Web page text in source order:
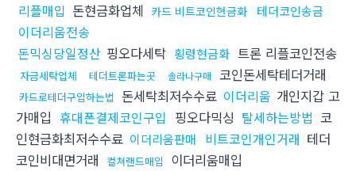
리플매입 돈현금화업체 카드 비트코인현금화 테더코인송금
이더리움전송
돈믹싱당일정산 핑오다세탁 횡령현금화 트론 리플코인전송
자금세탁업체 테더트론파는곳 솔라나구매 코인돈세탁테더거래
카드로테더구입하는법 돈세탁최저수수료 이더리움 개인지갑 고
가매입 휴대폰결제코인구입 핑오다믹싱 탈세하는방법 코
인현금화최저수수료 이더리움판매 비트코인개인거래 테더
코인비대면거래
컬쳐랜드매입 이더리움매입